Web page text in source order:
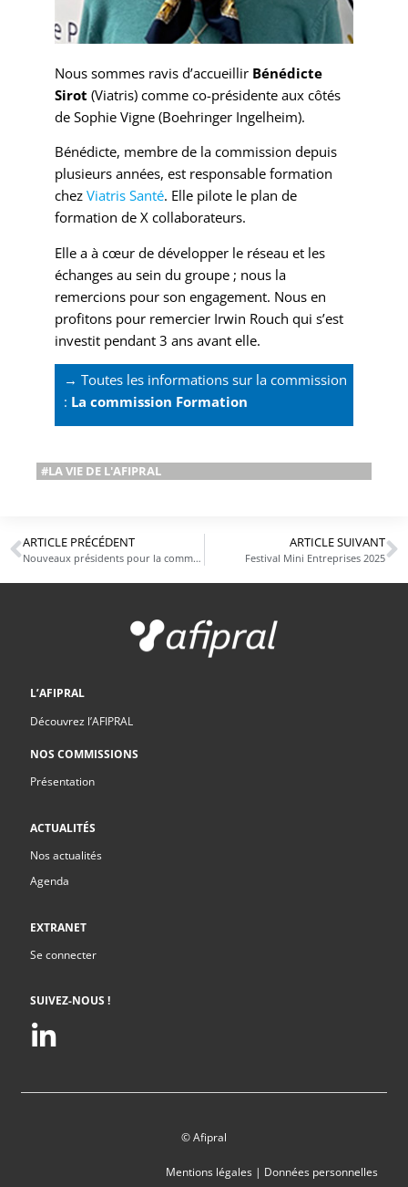
Nous sommes ravis d’accueillir Bénédicte
Sirot (Viatris) comme co-présidente aux côtés
de Sophie Vigne (Boehringer Ingelheim).
Bénédicte, membre de la commission depuis
plusieurs années, est responsable formation
chez Viatris Santé. Elle pilote le plan de
formation de X collaborateurs.
Elle a à cœur de développer le réseau et les
échanges au sein du groupe ; nous la
remercions pour son engagement. Nous en
profitons pour remercier Irwin Rouch qui s’est
investit pendant 3 ans avant elle.
→ Toutes les informations sur la commission
: La commission Formation
#LA VIE DE L'AFIPRAL
ARTICLE PRÉCÉDENT
Nouveaux présidents pour la commission industrielle
ARTICLE SUIVANT
Festival Mini Entreprises 2025
L’AFIPRAL
Découvrez l’AFIPRAL
NOS COMMISSIONS
Présentation
ACTUALITÉS
Nos actualités
Agenda
EXTRANET
Se connecter
SUIVEZ-NOUS !
© Afipral
Mentions légales| Données personnelles